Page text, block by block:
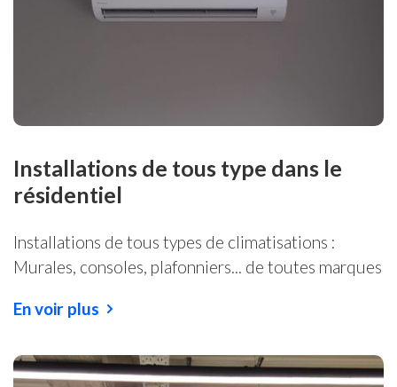
Installations de tous type dans le
résidentiel
Installations de tous types de climatisations :
Murales, consoles, plafonniers... de toutes marques
En voir plus